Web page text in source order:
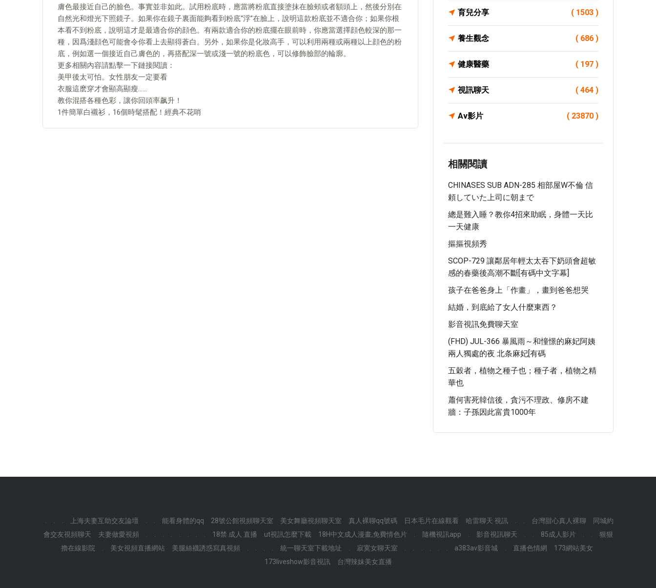
膚色最接近自己的臉色。事實並非如此。試用粉底時，應當將粉底直接塗抹在臉頰或者額頭上，然後分別在
自然光和燈光下照鏡子。如果你在鏡子裏面能夠看到粉底“浮”在臉上，說明這款粉底並不適合你；如果你根
本看不到粉底，說明這才是最適合你的顔色。有兩款適合你的粉底擺在眼前時，你應當選擇顔色較深的那一
種，因爲淺顔色可能會令你看上去顯得蒼白。另外，如果你是化妝高手，可以利用兩種或兩種以上顔色的粉
底，例如選一個接近自己膚色的，再搭配深一號或淺一號的粉底色，可以修飾臉部的輪廓。
更多相關內容請點擊一下鏈接閱讀：
美甲後太可怕。女性朋友一定要看
衣服這麽穿才會顯高顯瘦……
教你混搭各種色彩，讓你回頭率飙升！
1件簡單白襯衫，16個時髦搭配！經典不花哨
育兒分享 ( 1503 )
養生觀念 ( 686 )
健康醫藥 ( 197 )
視訊聊天 ( 464 )
Av影片 ( 23870 )
相關閱讀
CHINASES SUB ADN-285 相部屋W不倫 信
頼していた上司に朝まで
總是難入睡？教你4招來助眠，身體一天比
一天健康
摳摳視頻秀
SCOP-729 讓鄰居年輕太太吞下奶頭會超敏
感的春藥後高潮不斷[有碼中文字幕]
孩子在爸爸身上「作畫」，畫到爸爸想哭
結婚，到底給了女人什麼東西？
影音視訊免費聊天室
(FHD) JUL-366 暴風雨～和憧憬的麻妃阿姨
兩人獨處的夜 北条麻妃[有碼
五穀者，植物之種子也；種子者，植物之精
華也
蕭何害死韓信後，貪污不理政、修房不建
牆：子孫因此富貴1000年
上海夫妻互助交友論壇 能看身體的qq 28號公館視頻聊天室 美女舞廳視頻聊天室 真人裸聊qq號碼 日本毛片在線觀看 哈雷聊天 視訊 台灣甜心真人裸聊
同城約
會交友視頻聊天
夫妻做愛視頻 18禁 成人 直播 ut視訊怎麼下載 18H中文成人漫畫,免費情色片 隨機視訊app 影音視訊聊天 85成人影片
狠狠
擼在線影院
美女視頻直播網站 美腿絲襪誘惑寫真視頻 統一聊天室下載地址 寂寞女聊天室 a383av影音城 直播色情網
173網站美女
173liveshow影音視訊
台灣辣妹美女直播